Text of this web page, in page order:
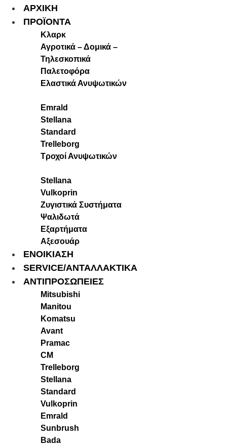
ΑΡΧΙΚΗ
ΠΡΟΪΟΝΤΑ
Κλαρκ
Αγροτικά – Δομικά –
Τηλεσκοπικά
Παλετοφόρα
Ελαστικά Ανυψωτικών
Emrald
Stellana
Standard
Trelleborg
Τροχοί Ανυψωτικών
Stellana
Vulkoprin
Ζυγιστικά Συστήματα
Ψαλιδωτά
Εξαρτήματα
Αξεσουάρ
ΕΝΟΙΚΙΑΣΗ
SERVICE/ΑΝΤΑΛΛΑΚΤΙΚΑ
ΑΝΤΙΠΡΟΣΩΠΕΙΕΣ
Mitsubishi
Manitou
Komatsu
Avant
Pramac
CM
Trelleborg
Stellana
Standard
Vulkoprin
Emrald
Sunbrush
Bada